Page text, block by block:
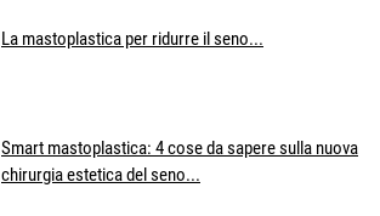
La mastoplastica per ridurre il seno...
Smart mastoplastica: 4 cose da sapere sulla nuova
chirurgia estetica del seno...